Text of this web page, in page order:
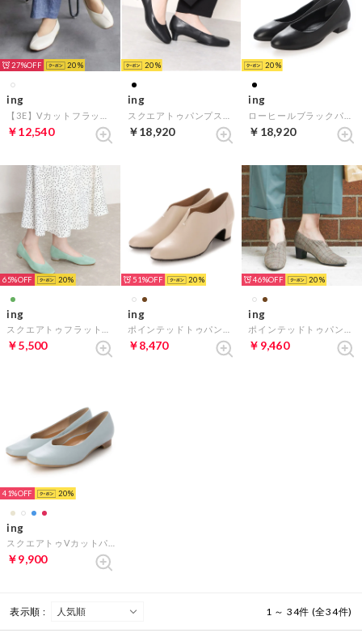
27% 20
ing
￥12,540
20
ing
￥18,920
20
ing
￥18,920
65% 20
ing
￥5,500
51% 20
ing
￥8,470
46% 20
ing
￥9,460
41% 20
ing
￥9,900
表示順 : 1 ～ 34件 (全34件)